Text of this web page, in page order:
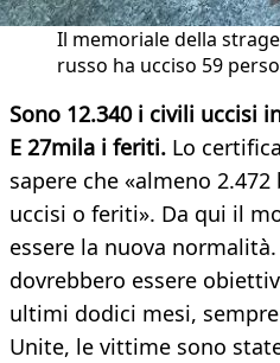
Il memoriale della
russo ha ucciso 59
Sono 12.340 i civili uccisi
E 27mila i feriti. Lo
sapere che «almeno
uccisi o feriti». Da qui il
essere la nuova
dovrebbero essere
ultimi dodici mesi,
Unite, le vittime sono